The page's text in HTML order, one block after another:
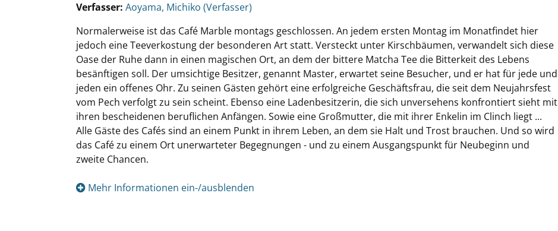
Verfasser: Suche nach diesem Verfasser
Aoyama, Michiko (Verfasser)
Normalerweise ist das Café Marble montags geschlossen. An jedem ersten Montag im Monatfindet hier
jedoch eine Teeverkostung der besonderen Art statt. Versteckt unter Kirschbäumen, verwandelt sich diese
Oase der Ruhe dann in einen magischen Ort, an dem der bittere Matcha Tee die Bitterkeit des Lebens
besänftigen soll. Der umsichtige Besitzer, genannt Master, erwartet seine Besucher, und er hat für jede und
jeden ein offenes Ohr. Zu seinen Gästen gehört eine erfolgreiche Geschäftsfrau, die seit dem Neujahrsfest
vom Pech verfolgt zu sein scheint. Ebenso eine Ladenbesitzerin, die sich unversehens konfrontiert sieht mit
ihren bescheidenen beruflichen Anfängen. Sowie eine Großmutter, die mit ihrer Enkelin im Clinch liegt ...
Alle Gäste des Cafés sind an einem Punkt in ihrem Leben, an dem sie Halt und Trost brauchen. Und so wird
das Café zu einem Ort unerwarteter Begegnungen - und zu einem Ausgangspunkt für Neubeginn und
zweite Chancen.
Mehr Informationen ein-/ausblenden